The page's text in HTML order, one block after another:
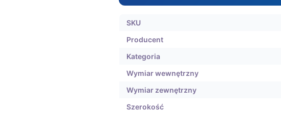
SKU
Producent
Kategoria
Wymiar wewnętrzny
Wymiar zewnętrzny
Szerokość